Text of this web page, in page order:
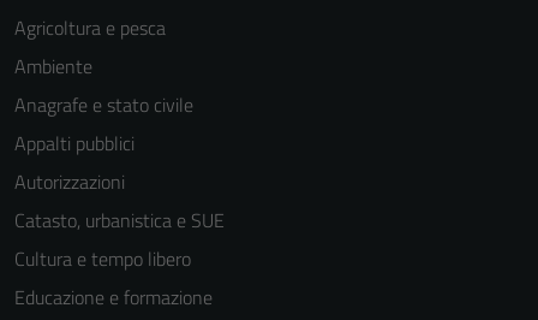
Agricoltura e pesca
Ambiente
Anagrafe e stato civile
Appalti pubblici
Autorizzazioni
Catasto, urbanistica e SUE
Cultura e tempo libero
Educazione e formazione